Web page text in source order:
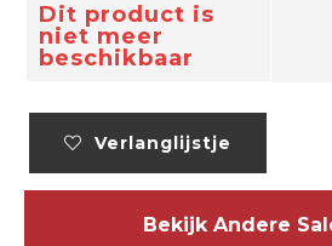
Dit product is
niet meer
beschikbaar
Verlanglijstje
Bekijk Andere